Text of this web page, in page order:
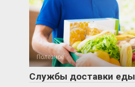
Полезное
Службы доставки еды